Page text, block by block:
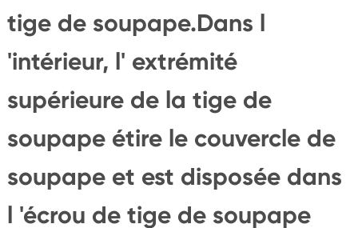
tige de soupape.Dans l
'intérieur, l' extrémité
supérieure de la tige de
soupape étire le couvercle de
soupape et est disposée dans
l 'écrou de tige de soupape